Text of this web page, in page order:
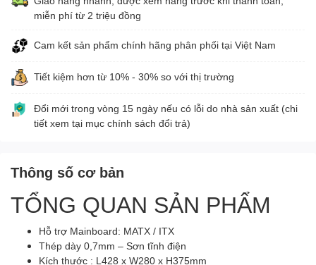
miễn phí từ 2 triệu đồng
Cam kết sản phẩm chính hãng phân phối tại Việt Nam
Tiết kiệm hơn từ 10% - 30% so với thị trường
Đổi mới trong vòng 15 ngày nếu có lỗi do nhà sản xuất (chi
tiết xem tại mục chính sách đổi trả)
Thông số cơ bản
TỔNG QUAN SẢN PHẨM
Hỗ trợ Mainboard: MATX / ITX
Thép dày 0,7mm – Sơn tĩnh điện
Kích thước : L428 x W280 x H375mm